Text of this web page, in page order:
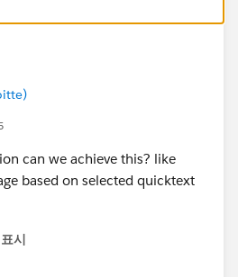
can we achieve this? like
based on selected quicktext
시